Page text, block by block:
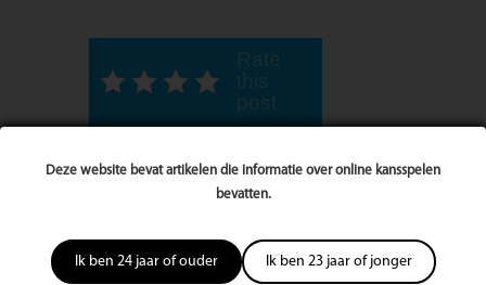
Deze website bevat artikelen die informatie over online kansspelen
bevatten.
Ik ben 24 jaar of ouder Ik ben 23 jaar of jonger
Rate
this
post
Hoge Naarderweg 3A
Excellent Care Clinics Velsen-Noord
Leeghwaterweg 1B